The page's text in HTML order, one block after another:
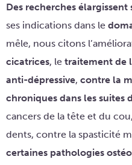
Des recherches
ses indications dans le
mêle, nous citons
cicatrices, le traitement de
anti-dépressive, contre la
chroniques dans les suites
cancers de la tête et du
dents, contre la spasticité
certaines pathologies